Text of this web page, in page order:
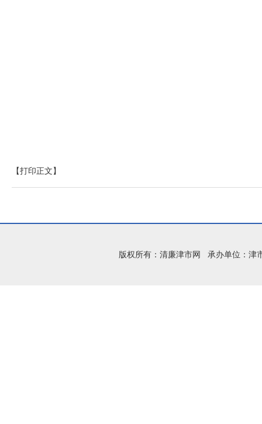
【打印正文】
版权所有：清廉津市网 承办单位：津